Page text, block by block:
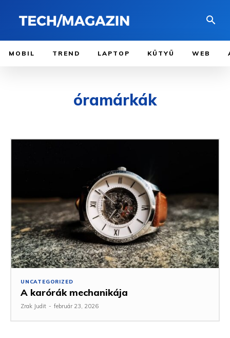
MOBIL TREND LAPTOP KÜTYÜ WEB
óramárkák
UNCATEGORIZED
A karórák mechanikája
Zrak Judit - február 23, 2026